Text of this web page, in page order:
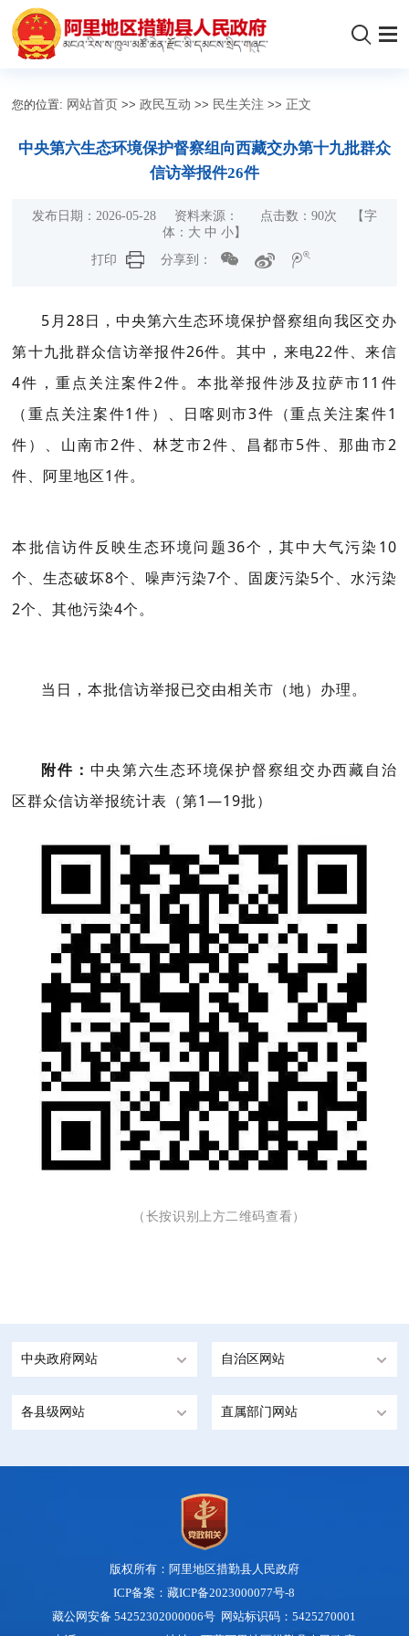
您的位置: 网站首页 >>政民互动 >> 民生关注 >> 正文
中央第六生态环境保护督察组向西藏交办第十九批群众
信访举报件26件
发布日期：2026-05-28 资料来源： 点击数： 90次
【字
体： 大 中 小】
打印
分享到：
5月28日，中央第六生态环境保护督察组向我区交办
第十九批群众信访举报件26件。其中，来电22件、来信
4件，重点关注案件2件。本批举报件涉及拉萨市11件
（重点关注案件1件）、日喀则市3件（重点关注案件1
件）、山南市2件、林芝市2件、昌都市5件、那曲市2
件、阿里地区1件。
本批信访件反映生态环境问题36个，其中大气污染10
个、生态破坏8个、噪声污染7个、固废污染5个、水污染
2个、其他污染4个。
当日，本批信访举报已交由相关市 （地）办理。
附件： 中央第六生态环境保护督察组交办西藏自治
区群众信访举报统计表（第1—19批）
（长按识别上方二维码查看）
中央政府网站 自治区网站
各县级网站 直属部门网站
版权所有：阿里地区措勤县人民政府
ICP备案：藏ICP备2023000077号-8
藏公网安备 54252302000006号 网站标识码：5425270001